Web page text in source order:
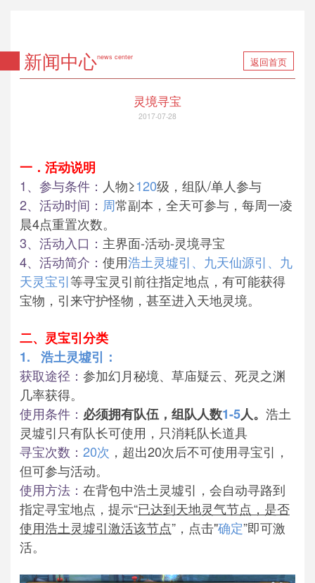
新闻中心news center 返回首页
灵境寻宝
2017-07-28
一． 活动说明
1、 参与条件： 人物≥120级，组队/单人参与
2、 活动时间： 周常副本，全天可参与，每周一凌
晨4点重置次数。
3、 活动入口： 主界面-活动-灵境寻宝
4、 活动简介： 使用浩土灵墟引、九天仙源引、九
天灵宝引等寻宝灵引前往指定地点，有可能获得
宝物，引来守护怪物，甚至进入天地灵境。
二、灵宝引分类
1. 浩土灵墟引：
获取途径： 参加幻月秘境、草庙疑云、死灵之渊
几率获得。
使用条件： 必须拥有队伍，组队人数1-5人。 浩土
灵墟引只有队长可使用，只消耗队长道具
寻宝次数： 20次 ，超出20次后不可使用寻宝引，
但可参与活动。
使用方法： 在背包中浩土灵墟引，会自动寻路到
指定寻宝地点，提示“已达到天地灵气节点，是否
使用浩土灵墟引激活该节点”，点击"确定”即可激
活。